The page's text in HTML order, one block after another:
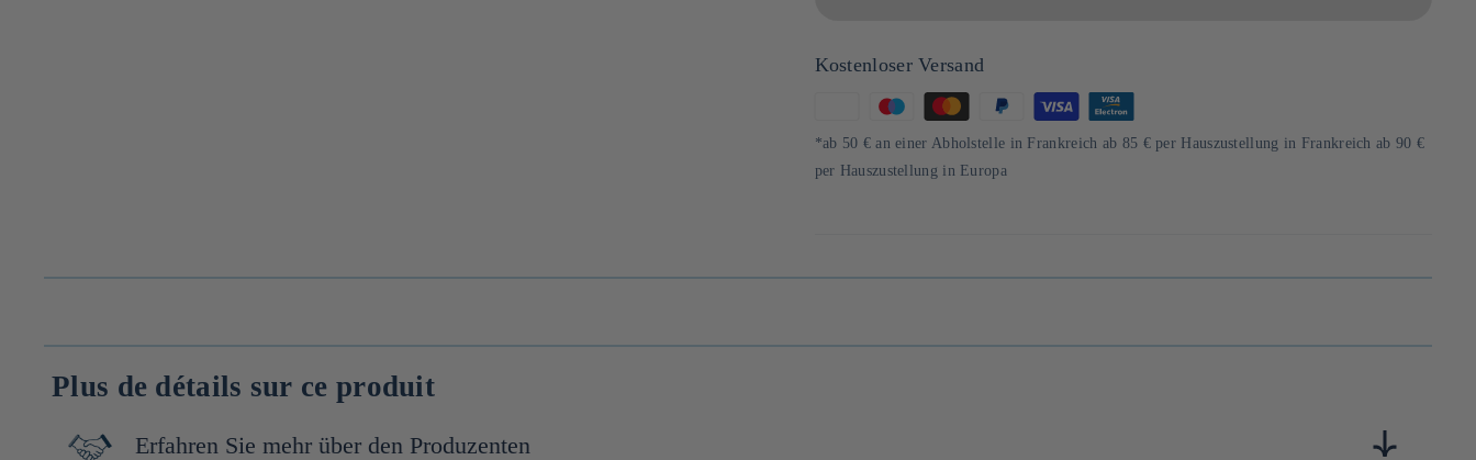
Kostenloser Versand
Zahlungsmethoden
*ab 50 € an einer Abholstelle in Frankreich ab 85 € per Hauszustellung in Frankreich ab 90 €
per Hauszustellung in Europa
Plus de détails sur ce produit
Erfahren Sie mehr über den Produzenten